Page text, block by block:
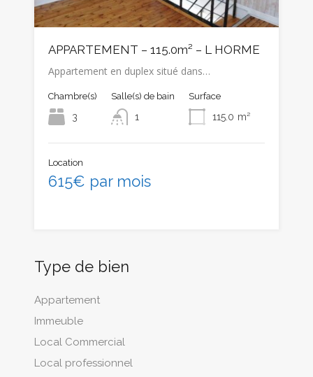
APPARTEMENT – 115.0m² – L HORME
Appartement en duplex situé dans…
Chambre(s)
3
Salle(s) de bain
1
Surface
115.0 m²
Location
615€ par mois
Type de bien
Appartement
Immeuble
Local Commercial
Local professionnel